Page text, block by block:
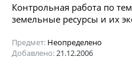
Контрольная работа по
земельные ресурсы и их
Предмет: Неопределено
Добавлено:21.12.2006